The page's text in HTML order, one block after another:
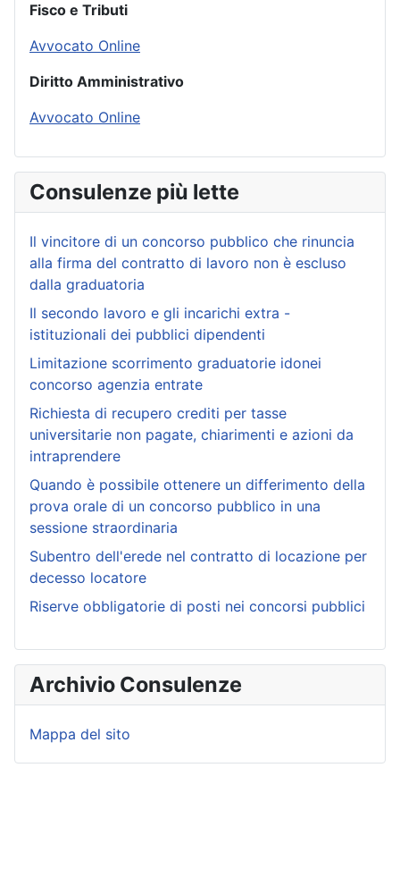
Fisco e Tributi
Avvocato Online
Diritto Amministrativo
Avvocato Online
Consulenze più lette
Il vincitore di un concorso pubblico che rinuncia
alla firma del contratto di lavoro non è escluso
dalla graduatoria
Il secondo lavoro e gli incarichi extra -
istituzionali dei pubblici dipendenti
Limitazione scorrimento graduatorie idonei
concorso agenzia entrate
Richiesta di recupero crediti per tasse
universitarie non pagate, chiarimenti e azioni da
intraprendere
Quando è possibile ottenere un differimento della
prova orale di un concorso pubblico in una
sessione straordinaria
Subentro dell'erede nel contratto di locazione per
decesso locatore
Riserve obbligatorie di posti nei concorsi pubblici
Archivio Consulenze
Mappa del sito